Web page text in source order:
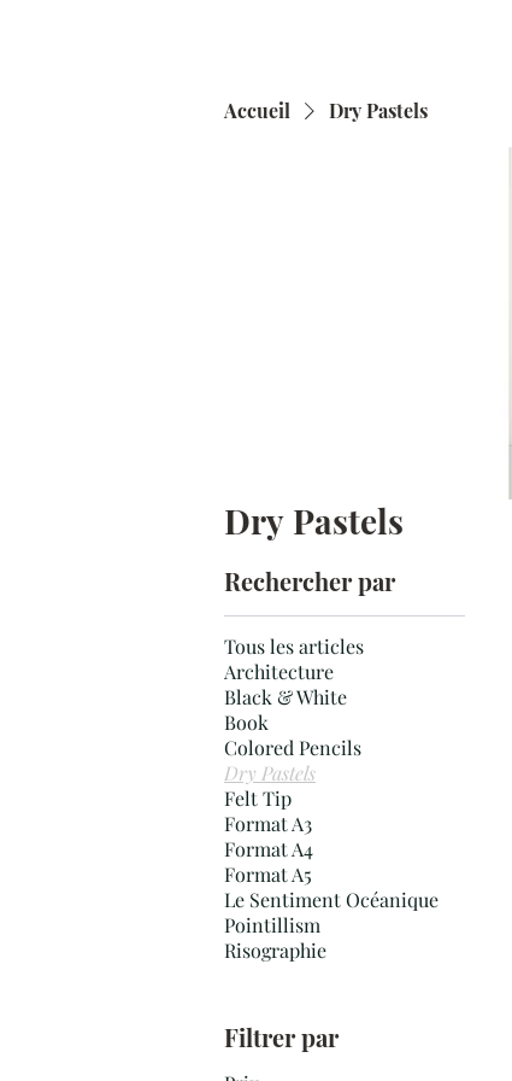
Accueil Dry Pastels
Dry Pastels
Rechercher par
Tous les articles
Architecture
Black & White
Book
Colored Pencils
Dry Pastels
Felt Tip
Format A3
Format A4
Format A5
Le Sentiment Océanique
Pointillism
Risographie
Filtrer par